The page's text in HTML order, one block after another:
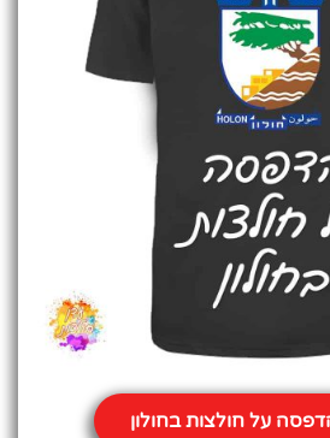
על חולצות בחולון